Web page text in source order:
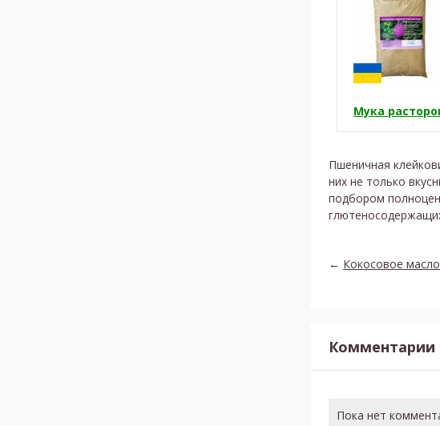
Мука
Пшеничная
них не только
подбором
← Кокосовое
Комментарии
Пока нет